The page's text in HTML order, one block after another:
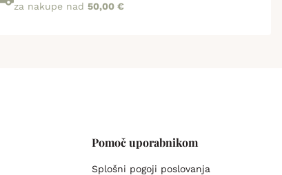
za nakupe nad 50,00 €
Pomoč uporabnikom
Splošni pogoji poslovanja